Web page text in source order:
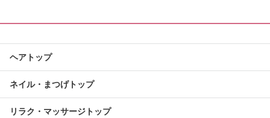
ヘアトップ
ネイル・まつげトップ
リラク・マッサージトップ